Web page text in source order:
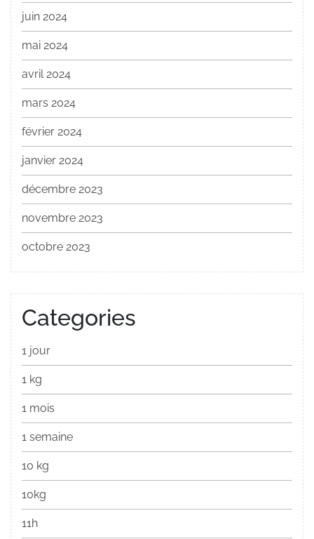
juin 2024
mai 2024
avril 2024
mars 2024
février 2024
janvier 2024
décembre 2023
novembre 2023
octobre 2023
Categories
1 jour
1 kg
1 mois
1 semaine
10 kg
10kg
11h